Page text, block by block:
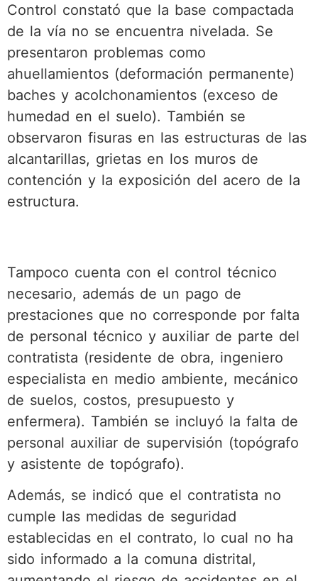
Control constató que la base compactada
de la vía no se encuentra nivelada. Se
presentaron problemas como
ahuellamientos (deformación permanente)
baches y acolchonamientos (exceso de
humedad en el suelo). También se
observaron fisuras en las estructuras de las
alcantarillas, grietas en los muros de
contención y la exposición del acero de la
estructura.
Tampoco cuenta con el control técnico
necesario, además de un pago de
prestaciones que no corresponde por falta
de personal técnico y auxiliar de parte del
contratista (residente de obra, ingeniero
especialista en medio ambiente, mecánico
de suelos, costos, presupuesto y
enfermera). También se incluyó la falta de
personal auxiliar de supervisión (topógrafo
y asistente de topógrafo).
Además, se indicó que el contratista no
cumple las medidas de seguridad
establecidas en el contrato, lo cual no ha
sido informado a la comuna distrital,